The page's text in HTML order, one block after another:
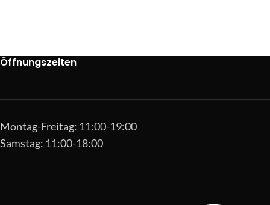
Öffnungszeiten
Montag-Freitag: 11:00-19:00
Samstag: 11:00-18:00